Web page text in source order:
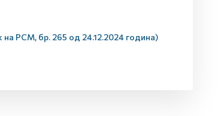
на РСМ, бр. 265 од 24.12.2024 година)